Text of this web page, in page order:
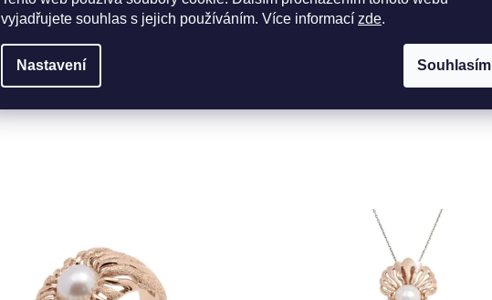
vyjadřujete souhlas s jejich používáním. Více informací zde.
Nastavení Souhlasím